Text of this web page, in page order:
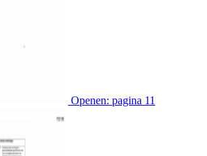
Openen: pagina 11